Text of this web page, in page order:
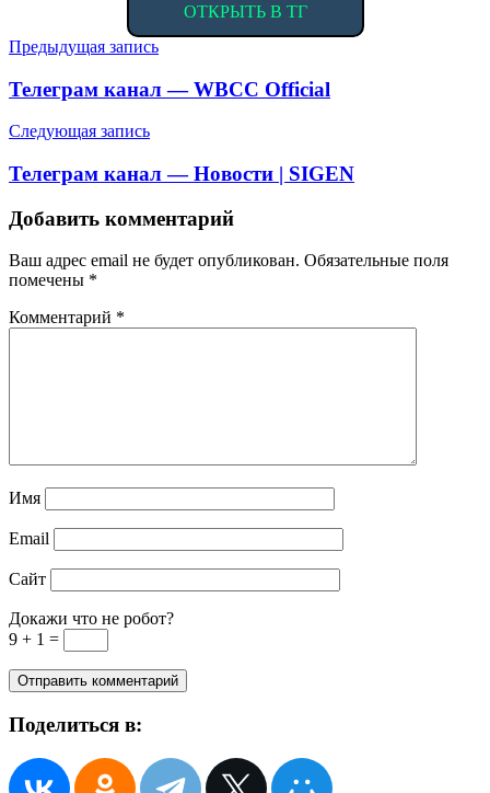
ОТКРЫТЬ В ТГ
Навигация
по
записям
Предыдущая запись
Телеграм канал — WBCC Official
Следующая запись
Телеграм канал — Новости | SIGEN
Добавить комментарий
Ваш адрес email не будет опубликован. Обязательные поля
помечены *
Комментарий *
Имя
Email
Сайт
Докажи что не робот?
9 + 1 =
Поделиться в: